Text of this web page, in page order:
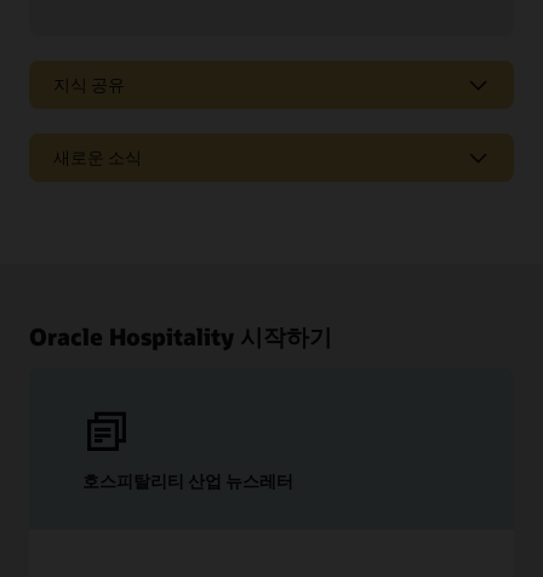
지식 공유
웹캐스트와 팟캐스트를 통해 Oracle 솔루션을 최대한
새로운 소식
Oracle Hospitality 시작하기
호스피탈리티 산업 뉴스레터